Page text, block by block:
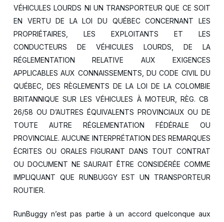
VÉHICULES LOURDS NI UN TRANSPORTEUR QUE CE SOIT
EN VERTU DE LA LOI DU QUÉBEC CONCERNANT LES
PROPRIÉTAIRES, LES EXPLOITANTS ET LES
CONDUCTEURS DE VÉHICULES LOURDS, DE LA
RÉGLEMENTATION RELATIVE AUX EXIGENCES
APPLICABLES AUX CONNAISSEMENTS, DU CODE CIVIL DU
QUÉBEC, DES RÈGLEMENTS DE LA LOI DE LA COLOMBIE
BRITANNIQUE SUR LES VÉHICULES À MOTEUR, RÈG. CB
26/58 OU D’AUTRES ÉQUIVALENTS PROVINCIAUX OU DE
TOUTE AUTRE RÉGLEMENTATION FÉDÉRALE OU
PROVINCIALE. AUCUNE INTERPRÉTATION DES REMARQUES
ÉCRITES OU ORALES FIGURANT DANS TOUT CONTRAT
OU DOCUMENT NE SAURAIT ÊTRE CONSIDÉRÉE COMME
IMPLIQUANT QUE RUNBUGGY EST UN TRANSPORTEUR
ROUTIER.
RunBuggy n’est pas partie à un accord quelconque aux